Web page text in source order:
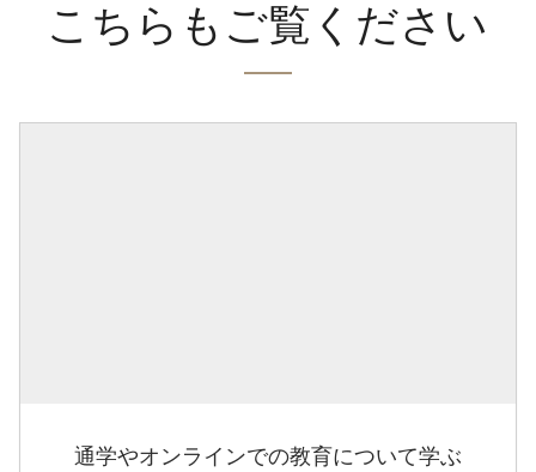
こちらもご覧ください
通学やオンラインでの教育について学ぶ